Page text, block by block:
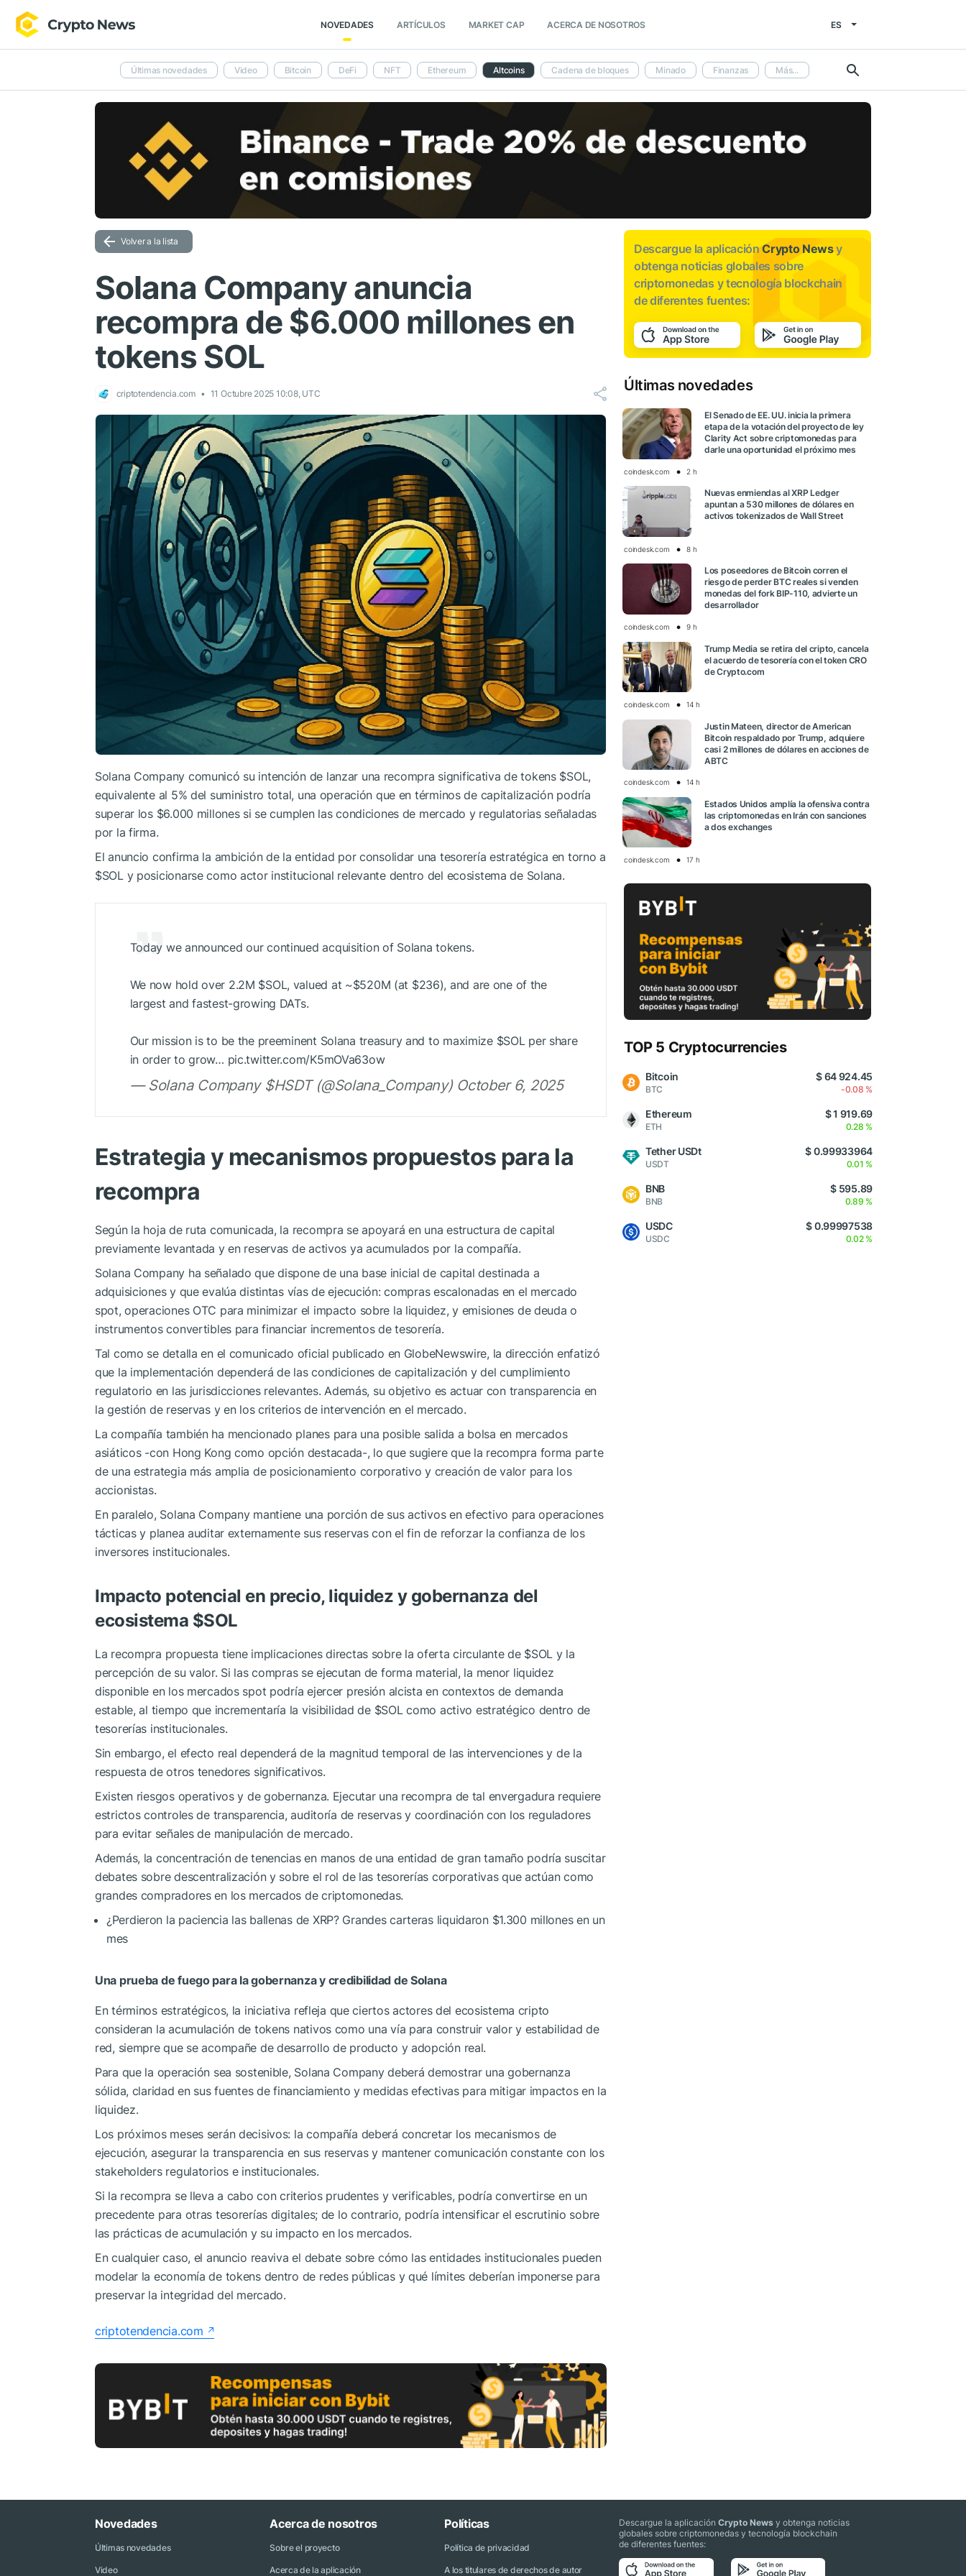
NOVEDADES ARTÍCULOS MARKET CAP ACERCA DE NOSOTROS ES
Últimas novedades Video Bitcoin DeFi NFT Ethereum Altcoins Cadena de bloques Minado Finanzas Más...
Volver a la lista
Solana Company anuncia
recompra de $6.000 millones en
tokens SOL
criptotendencia.com 11 Octubre 2025 10:08, UTC
Solana Company comunicó su intención de lanzar una recompra significativa de tokens $SOL,
equivalente al 5% del suministro total, una operación que en términos de capitalización podría
superar los $6.000 millones si se cumplen las condiciones de mercado y regulatorias señaladas
por la firma.
El anuncio confirma la ambición de la entidad por consolidar una tesorería estratégica en torno a
$SOLy posicionarse como actor institucional relevante dentro del ecosistema de Solana.
Today we announced our continued acquisition of Solana tokens.
We now hold over 2.2M $SOL, valued at ~$520M (at $236), and are one of the
largest and fastest-growing DATs.
Our mission is to be the preeminent Solana treasury and to maximize $SOL per share
in order to grow… pic.twitter.com/K5mOVa63ow
— Solana Company $HSDT (@Solana_Company) October 6, 2025
Estrategia y mecanismos propuestos para la
recompra
Según la hoja de ruta comunicada, la recompra se apoyará en una estructura de capital
previamente levantada y en reservas de activos ya acumulados por la compañía.
Solana Company ha señalado que dispone de una base inicial de capital destinada a
adquisiciones y que evalúa distintas vías de ejecución: compras escalonadas en el mercado
spot, operaciones OTC para minimizar el impacto sobre la liquidez, y emisiones de deuda o
instrumentos convertibles para financiar incrementos de tesorería.
Tal como se detalla en el comunicado oficial publicado en GlobeNewswire, la dirección enfatizó
que la implementación dependerá de las condiciones de capitalización y del cumplimiento
regulatorio en las jurisdicciones relevantes. Además, su objetivo es actuar con transparencia en
la gestión de reservas y en los criterios de intervención en el mercado.
La compañía también ha mencionado planes para una posible salida a bolsa en mercados
asiáticos -con Hong Kong como opción destacada-, lo que sugiere que la recompra forma parte
de una estrategia más amplia de posicionamiento corporativo y creación de valor para los
accionistas.
En paralelo, Solana Company mantiene una porción de sus activos en efectivo para operaciones
tácticas y planea auditar externamente sus reservas con el fin de reforzar la confianza de los
inversores institucionales.
Impacto potencial en precio, liquidez y gobernanza del
ecosistema $SOL
La recompra propuesta tiene implicaciones directas sobre la oferta circulante de $SOL y la
percepción de su valor. Si las compras se ejecutan de forma material, la menor liquidez
disponible en los mercados spot podría ejercer presión alcista en contextos de demanda
estable, al tiempo que incrementaría la visibilidad de $SOL como activo estratégico dentro de
tesorerías institucionales.
Sin embargo, el efecto real dependerá de la magnitud temporal de las intervenciones y de la
respuesta de otros tenedores significativos.
Existen riesgos operativos y de gobernanza. Ejecutar una recompra de tal envergadura requiere
estrictos controles de transparencia, auditoría de reservas y coordinación con los reguladores
para evitar señales de manipulación de mercado.
Además, la concentración de tenencias en manos de una entidad de gran tamaño podría suscitar
debates sobre descentralización y sobre el rol de las tesorerías corporativas que actúan como
grandes compradores en los mercados de criptomonedas.
¿Perdieron la paciencia las ballenas de XRP? Grandes carteras liquidaron $1.300 millones en un
mes
Una prueba de fuego para la gobernanza y credibilidad de Solana
En términos estratégicos, la iniciativa refleja que ciertos actores del ecosistema cripto
consideran la acumulación de tokens nativos como una vía para construir valor y estabilidad de
red, siempre que se acompañe de desarrollo de producto y adopción real.
Para que la operación sea sostenible, Solana Company deberá demostrar una gobernanza
sólida, claridad en sus fuentes de financiamiento y medidas efectivas para mitigar impactos en la
liquidez.
Los próximos meses serán decisivos: la compañía deberá concretar los mecanismos de
ejecución, asegurar la transparencia en sus reservas y mantener comunicación constante con los
stakeholders regulatorios e institucionales.
Si la recompra se lleva a cabo con criterios prudentes y verificables, podría convertirse en un
precedente para otras tesorerías digitales; de lo contrario, podría intensificar el escrutinio sobre
las prácticas de acumulación y su impacto en los mercados.
En cualquier caso, el anuncio reaviva el debate sobre cómo las entidades institucionales pueden
modelar la economía de tokens dentro de redes públicas y qué límites deberían imponerse para
preservar la integridad del mercado.
criptotendencia.com
Descargue la aplicaciónCrypto Newsy
obtenga noticias globales sobre
criptomonedas y tecnología blockchain
de diferentes fuentes:
Últimas novedades
El Senado de EE. UU. inicia la primera
etapa de la votación del proyecto de ley
Clarity Act sobre criptomonedas para
darle una oportunidad el próximo mes
coindesk.com 2 h
Nuevas enmiendas al XRP Ledger
apuntan a 530 millones de dólares en
activos tokenizados de Wall Street
coindesk.com 8 h
Los poseedores de Bitcoin corren el
riesgo de perder BTC reales si venden
monedas del fork BIP-110, advierte un
desarrollador
coindesk.com 9 h
Trump Media se retira del cripto, cancela
el acuerdo de tesorería con el token CRO
de Crypto.com
coindesk.com 14 h
Justin Mateen, director de American
Bitcoin respaldado por Trump, adquiere
casi 2 millones de dólares en acciones de
ABTC
coindesk.com 14 h
Estados Unidos amplía la ofensiva contra
las criptomonedas en Irán con sanciones
a dos exchanges
coindesk.com 17 h
TOP 5 Cryptocurrencies
Bitcoin
BTC
$ 64 924.45
-0.08 %
Ethereum
ETH
$ 1 919.69
0.28 %
Tether USDt
USDT
$ 0.99933964
0.01 %
BNB
BNB
$ 595.89
0.89 %
USDC
USDC
$ 0.99997538
0.02 %
Novedades
Últimas novedades
Video
Acerca de nosotros
Sobre el proyecto
Acerca de la aplicación
Políticas
Política de privacidad
A los titulares de derechos de autor
Descargue la aplicaciónCrypto News y obtenga noticias
globales sobre criptomonedas y tecnología blockchain
de diferentes fuentes: